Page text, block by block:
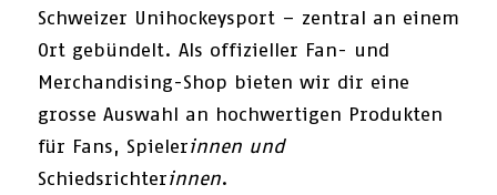
Schweizer Unihockeysport – zentral an einem
Ort gebündelt. Als offizieller Fan- und
Merchandising-Shop bieten wir dir eine
grosse Auswahl an hochwertigen Produkten
für Fans, Spielerinnen und
Schiedsrichterinnen.